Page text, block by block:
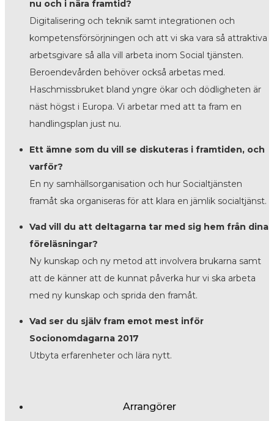
nu och i nära framtid?
Digitalisering och teknik samt integrationen och
kompetensförsörjningen och att vi ska vara så attraktiva
arbetsgivare så alla vill arbeta inom Social tjänsten.
Beroendevården behöver också arbetas med.
Haschmissbruket bland yngre ökar och dödligheten är
näst högst i Europa. Vi arbetar med att ta fram en
handlingsplan just nu.
Ett ämne som du vill se diskuteras i framtiden, och
varför?
En ny samhällsorganisation och hur Socialtjänsten
framåt ska organiseras för att klara en jämlik socialtjänst.
Vad vill du att deltagarna tar med sig hem från dina
föreläsningar?
Ny kunskap och ny metod att involvera brukarna samt
att de känner att de kunnat påverka hur vi ska arbeta
med ny kunskap och sprida den framåt.
Vad ser du själv fram emot mest inför
Socionomdagarna 2017
Utbyta erfarenheter och lära nytt.
Arrangörer